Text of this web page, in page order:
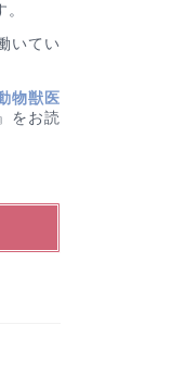
いてい
物獣医
』をお読